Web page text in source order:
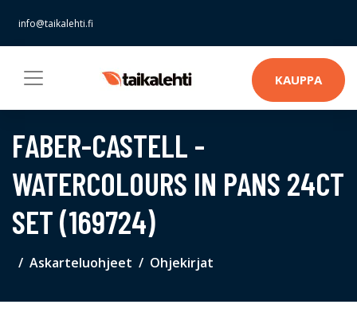
info@taikalehti.fi
KAUPPA
FABER-CASTELL -
WATERCOLOURS IN PANS 24CT
SET (169724)
Askarteluohjeet Ohjekirjat